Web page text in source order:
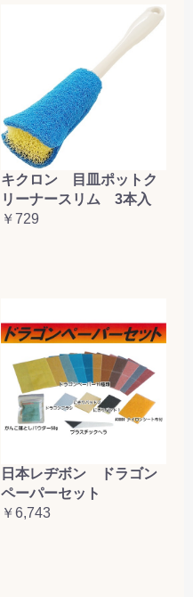
キクロン 目皿ポットク
リーナースリム 3本入
￥729
日本レヂボン ドラゴン
ペーパーセット
￥6,743